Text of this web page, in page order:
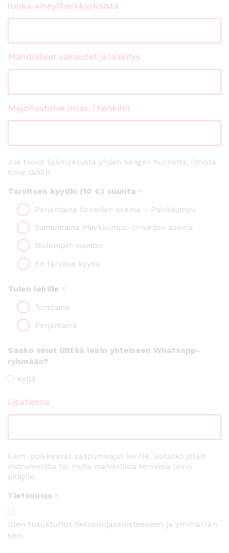
ruoka-aineyliherkkyyksistä
Mahdolliset sairaudet ja lääkitys
Majoitustoive (max. 1 henkilö)
Jos toivot lisämaksusta yhden hengen huonetta, ilmoita
toive tähän.
Tarvitsen kyydin (10 €) suunta *
Perjantaina Oriveden asema – Päiväkumpu
Sunnuntaina Päiväkumpu–Oriveden asema
Molempiin suuntiin
En tarvitse kyytiä
Tulen leirille *
Torstaina
Perjantaina
Saako sinut liittää leirin yhteiseen Whatsapp-
ryhmään?
Kyllä
Lisätietoa
Esim. poikkeavat saapumisajat leirille, soitatko jotain
instrumenttia tai muita mahdollisia terveisiä leirin
pitäjille.
Tietosuoja *
Olen tutustunut tietosuojaselosteeseen ja ymmärrän
sen